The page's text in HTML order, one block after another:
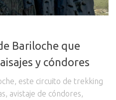
Bariloche que
y cóndores
este circuito de trekking
avistaje de cóndores,